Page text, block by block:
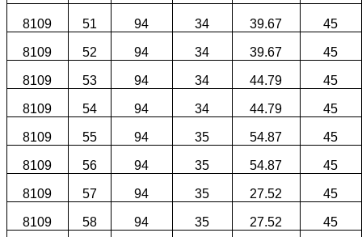
8109 51 94 34 39.67 45
8109 52 94 34 39.67 45
8109 53 94 34 44.79 45
8109 54 94 34 44.79 45
8109 55 94 35 54.87 45
8109 56 94 35 54.87 45
8109 57 94 35 27.52 45
8109 58 94 35 27.52 45